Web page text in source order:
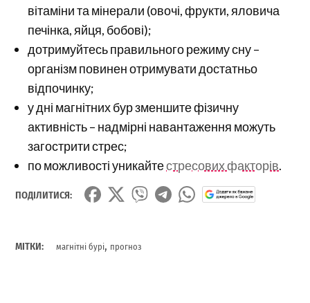
вітаміни та мінерали (овочі, фрукти, яловича
печінка, яйця, бобові);
дотримуйтесь правильного режиму сну –
організм повинен отримувати достатньо
відпочинку;
у дні магнітних бур зменшите фізичну
активність – надмірні навантаження можуть
загострити стрес;
по можливості уникайтестресових факторів.
ПОДІЛИТИСЯ:
МІТКИ: магнітні бурі, прогноз